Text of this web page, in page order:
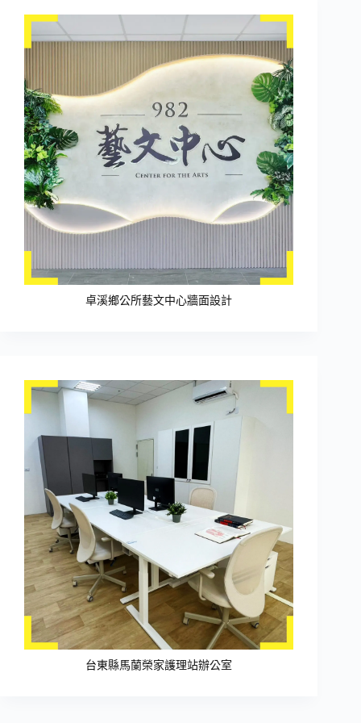
卓溪鄉公所藝文中心牆面設計
台東縣馬蘭榮家護理站辦公室